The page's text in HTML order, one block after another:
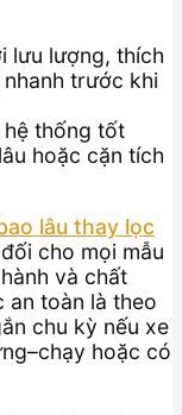
lưu lượng, thích
trước khi
thống tốt
hoặc cặn tích
lâu thay lọc
cho mọi mẫu
và chất
an toàn là theo
chu kỳ nếu xe
hoặc có